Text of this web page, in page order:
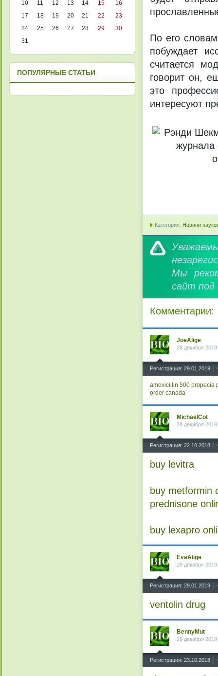
По его
побуждает
считается
говорит он,
это
интересуют
Категория: Новини
Мы
сайт под
Комментарии:
JoeAlige
28 декабря
Регистрация: 29.01.2019
amoxicillin 500 propecia
order canada
MichaelCot
28 декабря
Регистрация: 22.10.2018
buy levitra
buy metformin
prednisone
buy lexapro
EvaAlige
28 декабря
Регистрация: 29.01.2019
ventolin drug
BennyMut
29 декабря
Регистрация: 23.10.2018
10
11 12 13 14 15
16
17
18 19 20 21 22
23
24
25 26 27 28 29
30
31
ПОПУЛЯРНЫЕ СТАТЬИ